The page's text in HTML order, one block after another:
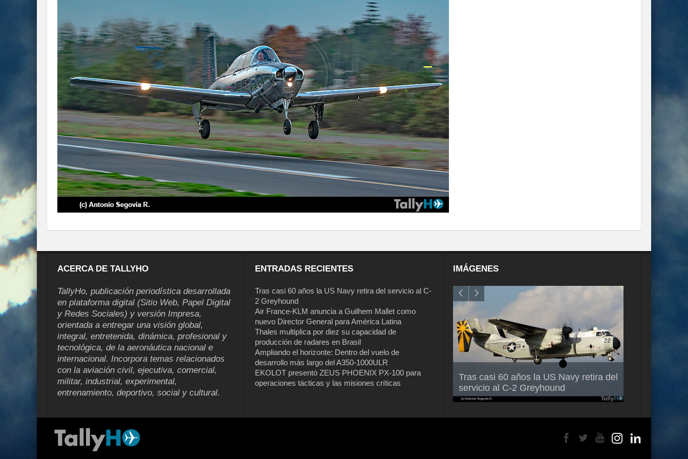
ACERCA DE TALLYHO
TallyHo, publicación periodística desarrollada
en plataforma digital (Sitio Web, Papel Digital
y Redes Sociales) y versión Impresa,
orientada a entregar una visión global,
integral, entretenida, dinámica, profesional y
tecnológica, de la aeronáutica nacional e
internacional. Incorpora temas relacionados
con la aviación civil, ejecutiva, comercial,
militar, industrial, experimental,
entrenamiento, deportivo, social y cultural.
ENTRADAS RECIENTES
Tras casi 60 años la US Navy retira del servicio al C-
2 Greyhound
Air France-KLM anuncia a Guilhem Mallet como
nuevo Director General para América Latina
Thales multiplica por diez su capacidad de
producción de radares en Brasil
Ampliando el horizonte: Dentro del vuelo de
desarrollo más largo del A350-1000ULR
EKOLOT presentó ZEUS PHOENIX PX-100 para
operaciones tácticas y las misiones críticas
IMÁGENES
Tras casi 60 años la US Navy retira del
servicio al C-2 Greyhound
Air France-KLM anuncia a Guilhem
Mallet como nuevo Director General
para América Latina